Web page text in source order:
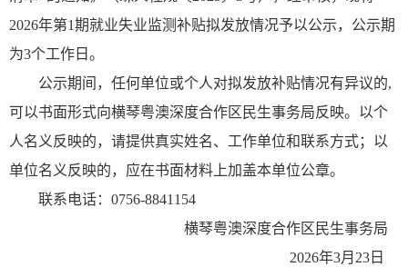
2026年第1期就业失业监测补贴拟发放情况予以公示，公示期
为3个工作日。
公示期间，任何单位或个人对拟发放补贴情况有异议的,
可以书面形式向横琴粤澳深度合作区民生事务局反映。以个
人名义反映的，请提供真实姓名、工作单位和联系方式；以
单位名义反映的，应在书面材料上加盖本单位公章。
联系电话：0756-8841154
横琴粤澳深度合作区民生事务局
2026年3月23日